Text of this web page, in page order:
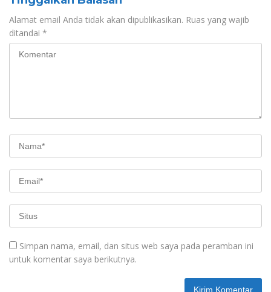
Alamat email Anda tidak akan dipublikasikan. Ruas yang wajib
ditandai *
Simpan nama, email, dan situs web saya pada peramban ini
untuk komentar saya berikutnya.